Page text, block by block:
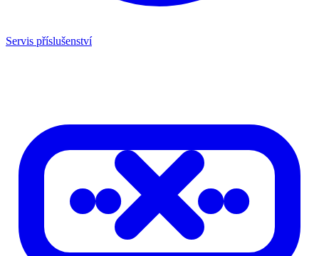
Servis příslušenství